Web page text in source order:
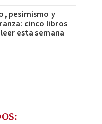
pesimismo y
cinco libros
esta semana